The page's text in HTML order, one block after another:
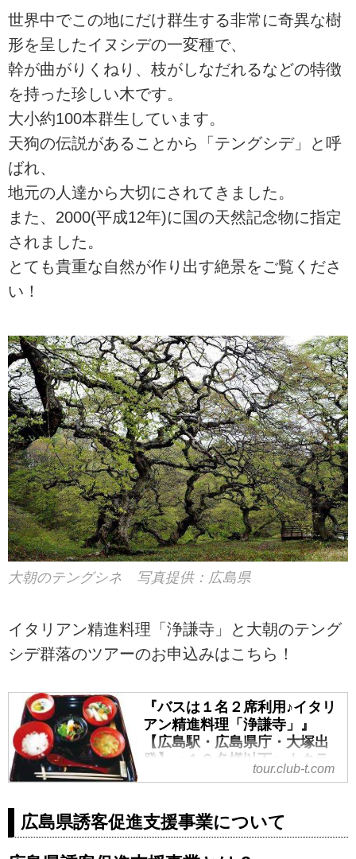
世界中でこの地にだけ群生する非常に奇異な樹
形を呈したイヌシデの一変種で、
幹が曲がりくねり、枝がしなだれるなどの特徴
を持った珍しい木です。
大小約100本群生しています。
天狗の伝説があることから「テングシデ」と呼
ばれ、
地元の人達から大切にされてきました。
また、2000(平成12年)に国の天然記念物に指定
されました。
とても貴重な自然が作り出す絶景をご覧くださ
い！
大朝のテングシネ 写真提供：広島県
イタリアン精進料理「浄謙寺」と大朝のテング
シデ群落のツアーのお申込みはこちら！
『バスは１名２席利用♪イタリ
アン精進料理「浄謙寺」』
【広島駅・広島県庁・大塚出
発】＜１９名様以下＞｜クラ
精進料理「浄謙寺」』【広島駅・
広島県庁・大塚出発】＜１９名様
tour.club-t.com
広島県誘客促進支援事業について